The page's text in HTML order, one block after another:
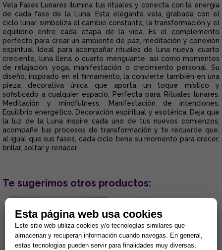
Vela Fases Lunares Ilumina tus rituales y conecta con la energía
de cada fase de la Luna. Esta elegante vela, grabada con el
ciclo lunar, simboliza el cambio constante, la transformación y el
equilibrio entre cada etapa de la vida. Es el complemento
perfecto para crear un ambiente de paz, meditación y conexión
espiritual. Ideal para acompañar rituales de luna nueva, cuarto
creciente, luna llena o cuarto menguante, así como momentos
de relajación, yoga, manifestación o crecimiento personal. Su
diseño, inspirado en el firmamento, la convierte también en una
pieza decorativa única que aporta un toque místico y
sofisticado a cualquier espacio. Perfecta para: Rituales lunares.
Meditación y mindfulness. Manifestación de intenciones.
Equilibrio energético. Decoración espiritual y esotérica. Deja que
la luz de la Luna inspire cada uno de tus nuevos comienzos,
acompañe tus procesos de transformación y te recuerde que,
al igual que sus fases, cada ciclo tiene su momento para crecer,
brillar, soltar y renacer.
Te sugerimos otros productos:
Esta página web usa cookies
Este sitio web utiliza cookies y/o tecnologías similares que
almacenan y recuperan información cuando navegas. En general,
estas tecnologías pueden servir para finalidades muy diversas,